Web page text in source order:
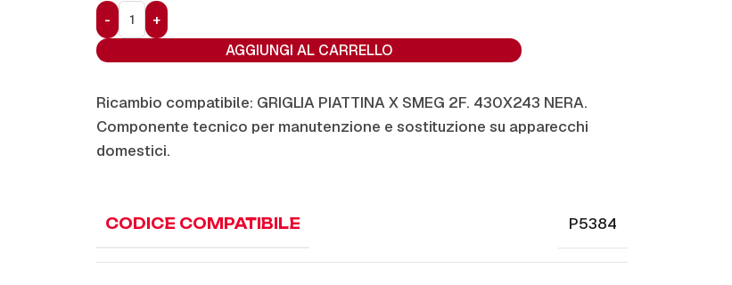
AGGIUNGI AL CARRELLO
Ricambio compatibile: GRIGLIA PIATTINA X SMEG 2F. 430X243 NERA.
Componente tecnico per manutenzione e sostituzione su apparecchi
domestici.
CODICE COMPATIBILE P5384